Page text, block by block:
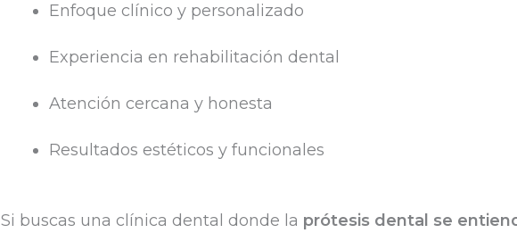
Enfoque clínico y personalizado
Experiencia en rehabilitación dental
Atención cercana y honesta
Resultados estéticos y funcionales
Si buscas una clínica dental donde la prótesis dental se